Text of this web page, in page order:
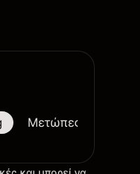
Μετώπες